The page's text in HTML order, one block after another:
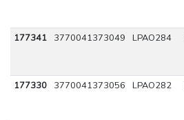
177341 3770041373049 LPAO284
177330 3770041373056 LPAO282